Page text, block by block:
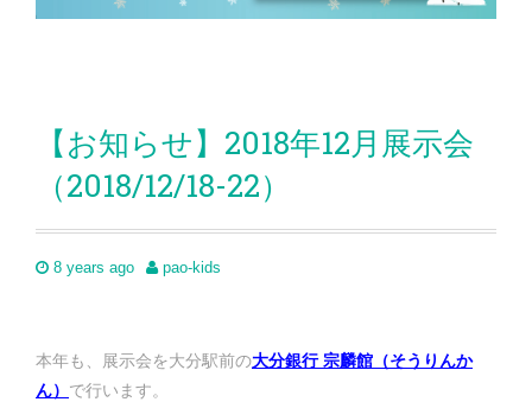
【お知らせ】2018年12月展示会
（2018/12/18-22）
8 years ago pao-kids
本年も、展示会を大分駅前の大分銀行 宗麟館（そうりんか
ん） で行います。